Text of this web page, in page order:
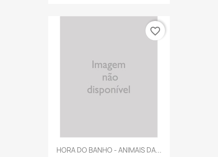
HORA DO BANHO - ANIMAIS DA...
favorite_border